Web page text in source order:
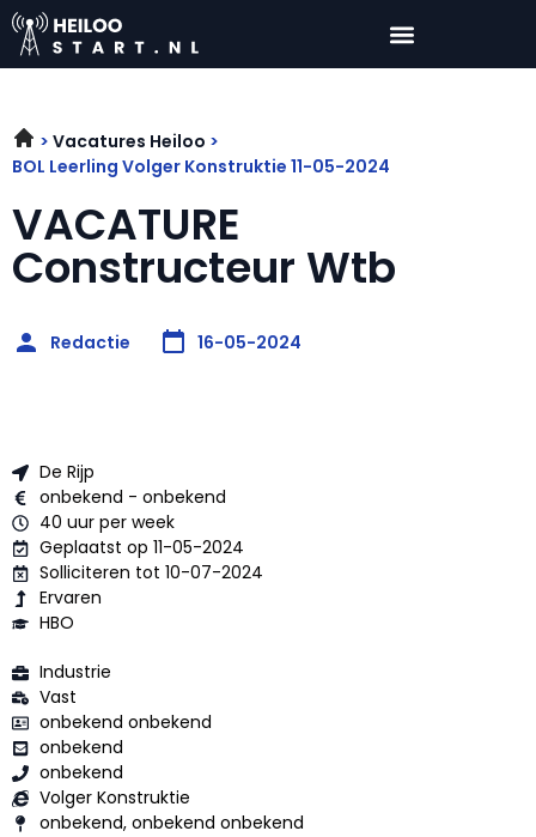
Vacatures Heiloo
BOL Leerling Volger Konstruktie 11-05-2024
VACATURE
Constructeur Wtb
Redactie 16-05-2024
De Rijp
onbekend - onbekend
40 uur per week
Geplaatst op 11-05-2024
Solliciteren tot 10-07-2024
Ervaren
HBO
Industrie
Vast
onbekend onbekend
onbekend
onbekend
Volger Konstruktie
onbekend, onbekend onbekend